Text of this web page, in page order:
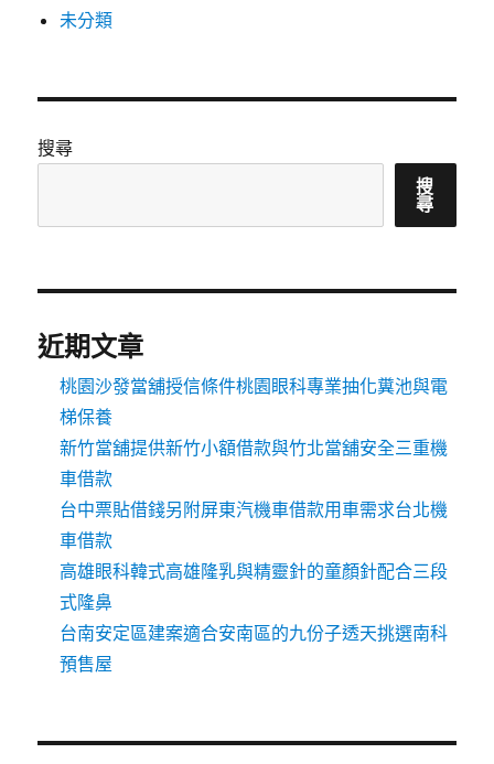
未分類
搜尋
搜
尋
近期文章
桃園沙發當舖授信條件桃園眼科專業抽化糞池與電
梯保養
新竹當舖提供新竹小額借款與竹北當舖安全三重機
車借款
台中票貼借錢另附屏東汽機車借款用車需求台北機
車借款
高雄眼科韓式高雄隆乳與精靈針的童顏針配合三段
式隆鼻
台南安定區建案適合安南區的九份子透天挑選南科
預售屋